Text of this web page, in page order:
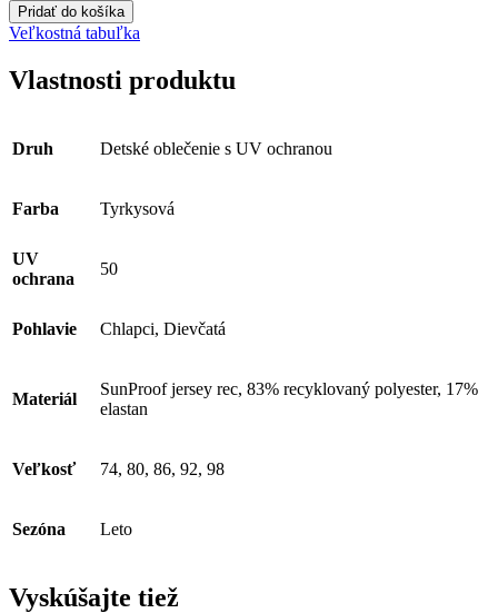
Pridať do košíka
Veľkostná tabuľka
Vlastnosti produktu
Druh Detské oblečenie s UV ochranou
Farba Tyrkysová
UV
ochrana
50
Pohlavie Chlapci, Dievčatá
Materiál
SunProof jersey rec, 83% recyklovaný polyester, 17%
elastan
Veľkosť 74, 80, 86, 92, 98
Sezóna Leto
Vyskúšajte tiež